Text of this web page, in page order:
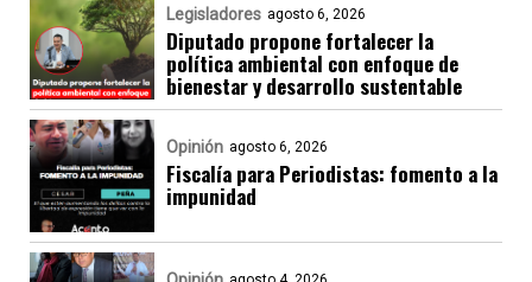
Legisladores agosto 6, 2026
Diputado propone fortalecer la
política ambiental con enfoque de
bienestar y desarrollo sustentable
Opinión agosto 6, 2026
Fiscalía para Periodistas: fomento a la
impunidad